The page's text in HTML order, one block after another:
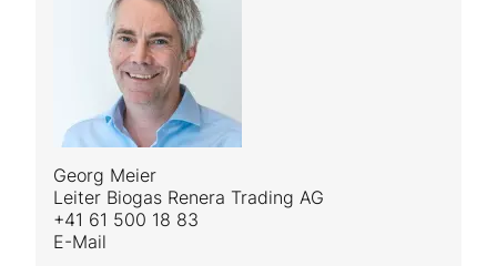
Georg Meier
Leiter Biogas Renera Trading AG
+41 61 500 18 83
E-Mail